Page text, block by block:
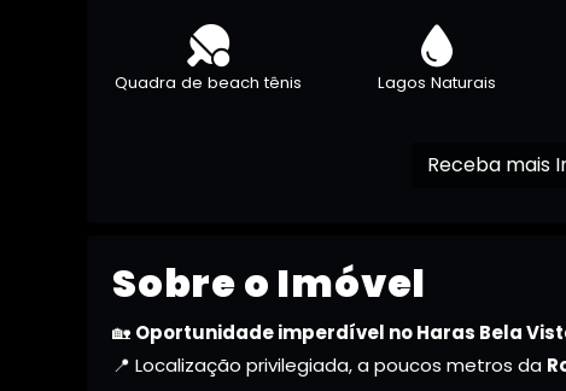
Quadra de beach tênis Lagos Naturais
Sobre o Imóvel
🏡 Oportunidade imperdível no Haras Bela
📍 Localização privilegiada, a poucos metros da